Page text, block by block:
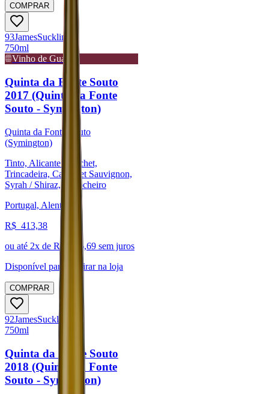
COMPRAR
93JamesSuckling
750ml
Vinho de Guarda
Quinta da Fonte Souto
2017 (Quinta da Fonte
Souto - Symington)
Quinta da Fonte Souto
(Symington)
Tinto, Alicante Bouchet,
Trincadeira, Cabernet Sauvignon,
Syrah / Shiraz, Alfrocheiro
Portugal, Alentejo
R$ 413,38
ou até 2x de R$ 206,69 sem juros
Disponível para:
Retirar na loja
COMPRAR
92JamesSuckling
750ml
Quinta da Fonte Souto
2018 (Quinta da Fonte
Souto - Symington)